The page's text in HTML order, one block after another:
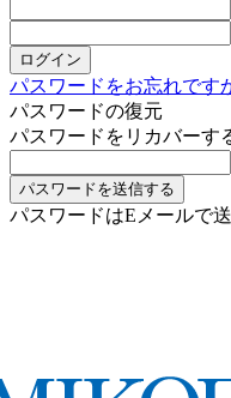
パスワードをお忘れです
パスワードの復元
パスワードをリカバーす
パスワードはEメールで